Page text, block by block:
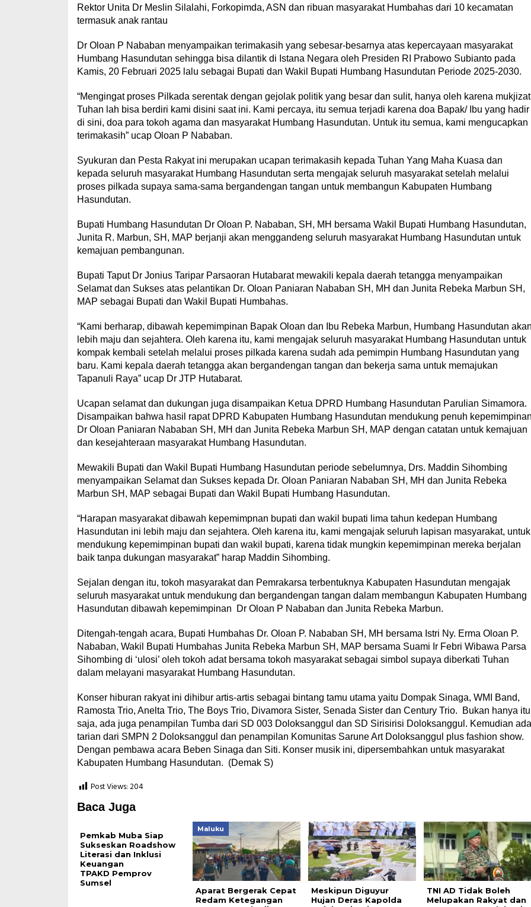
Rektor Unita Dr Meslin Silalahi, Forkopimda, ASN dan ribuan masyarakat Humbahas dari 10 kecamatan
termasuk anak rantau
Dr Oloan P Nababan menyampaikan terimakasih yang sebesar-besarnya atas kepercayaan masyarakat
Humbang Hasundutan sehingga bisa dilantik di Istana Negara oleh Presiden RI Prabowo Subianto pada
Kamis, 20 Februari 2025 lalu sebagai Bupati dan Wakil Bupati Humbang Hasundutan Periode 2025-2030.
“Mengingat proses Pilkada serentak dengan gejolak politik yang besar dan sulit, hanya oleh karena mukjizat
Tuhan lah bisa berdiri kami disini saat ini. Kami percaya, itu semua terjadi karena doa Bapak/ Ibu yang hadir
di sini, doa para tokoh agama dan masyarakat Humbang Hasundutan. Untuk itu semua, kami mengucapkan
terimakasih” ucap Oloan P Nababan.
Syukuran dan Pesta Rakyat ini merupakan ucapan terimakasih kepada Tuhan Yang Maha Kuasa dan
kepada seluruh masyarakat Humbang Hasundutan serta mengajak seluruh masyarakat setelah melalui
proses pilkada supaya sama-sama bergandengan tangan untuk membangun Kabupaten Humbang
Hasundutan.
Bupati Humbang Hasundutan Dr Oloan P. Nababan, SH, MH bersama Wakil Bupati Humbang Hasundutan,
Junita R. Marbun, SH, MAP berjanji akan menggandeng seluruh masyarakat Humbang Hasundutan untuk
kemajuan pembangunan.
Bupati Taput Dr Jonius Taripar Parsaoran Hutabarat mewakili kepala daerah tetangga menyampaikan
Selamat dan Sukses atas pelantikan Dr. Oloan Paniaran Nababan SH, MH dan Junita Rebeka Marbun SH,
MAP sebagai Bupati dan Wakil Bupati Humbahas.
“Kami berharap, dibawah kepemimpinan Bapak Oloan dan Ibu Rebeka Marbun, Humbang Hasundutan
lebih maju dan sejahtera. Oleh karena itu, kami mengajak seluruh masyarakat Humbang Hasundutan untuk
kompak kembali setelah melalui proses pilkada karena sudah ada pemimpin Humbang Hasundutan yang
baru. Kami kepala daerah tetangga akan bergandengan tangan dan bekerja sama untuk memajukan
Tapanuli Raya” ucap Dr JTP Hutabarat.
Ucapan selamat dan dukungan juga disampaikan Ketua DPRD Humbang Hasundutan Parulian Simamora.
Disampaikan bahwa hasil rapat DPRD Kabupaten Humbang Hasundutan mendukung penuh
Dr Oloan Paniaran Nababan SH, MH dan Junita Rebeka Marbun SH, MAP dengan catatan untuk kemajuan
dan kesejahteraan masyarakat Humbang Hasundutan.
Mewakili Bupati dan Wakil Bupati Humbang Hasundutan periode sebelumnya, Drs. Maddin Sihombing
menyampaikan Selamat dan Sukses kepada Dr. Oloan Paniaran Nababan SH, MH dan Junita Rebeka
Marbun SH, MAP sebagai Bupati dan Wakil Bupati Humbang Hasundutan.
“Harapan masyarakat dibawah kepemimpnan bupati dan wakil bupati lima tahun kedepan Humbang
Hasundutan ini lebih maju dan sejahtera. Oleh karena itu, kami mengajak seluruh lapisan masyarakat, untuk
mendukung kepemimpinan bupati dan wakil bupati, karena tidak mungkin kepemimpinan mereka berjalan
baik tanpa dukungan masyarakat” harap Maddin Sihombing.
Sejalan dengan itu, tokoh masyarakat dan Pemrakarsa terbentuknya Kabupaten Hasundutan mengajak
seluruh masyarakat untuk mendukung dan bergandengan tangan dalam membangun Kabupaten Humbang
Hasundutan dibawah kepemimpinan Dr Oloan P Nababan dan Junita Rebeka Marbun.
Ditengah-tengah acara, Bupati Humbahas Dr. Oloan P. Nababan SH, MH bersama Istri Ny. Erma Oloan P.
Nababan, Wakil Bupati Humbahas Junita Rebeka Marbun SH, MAP bersama Suami Ir Febri Wibawa Parsa
Sihombing di ‘ulosi’ oleh tokoh adat bersama tokoh masyarakat sebagai simbol supaya diberkati Tuhan
dalam melayani masyarakat Humbang Hasundutan.
Konser hiburan rakyat ini dihibur artis-artis sebagai bintang tamu utama yaitu Dompak Sinaga, WMI Band,
Ramosta Trio, Anelta Trio, The Boys Trio, Divamora Sister, Senada Sister dan Century Trio. Bukan hanya itu
saja, ada juga penampilan Tumba dari SD 003 Doloksanggul dan SD Sirisirisi Doloksanggul. Kemudian ada
tarian dari SMPN 2 Doloksanggul dan penampilan Komunitas Sarune Art Doloksanggul plus fashion show.
Dengan pembawa acara Beben Sinaga dan Siti. Konser musik ini, dipersembahkan untuk masyarakat
Kabupaten Humbang Hasundutan. (Demak S)
Post Views:204
Baca Juga
Pemkab Muba Siap
Sukseskan Roadshow
Literasi dan Inklusi
Keuangan
TPAKD Pemprov
Sumsel
Maluku
Aparat Bergerak Cepat
Redam Ketegangan
Meskipun Diguyur
Hujan Deras Kapolda
TNI AD Tidak Boleh
Melupakan Rakyat dan